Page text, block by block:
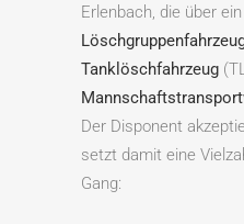
Erlenbach, die über ein
Tanklöschfahrzeug
Der Disponent
setzt damit eine
Gang: